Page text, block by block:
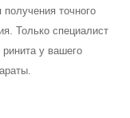
точного
Только специалист
у вашего